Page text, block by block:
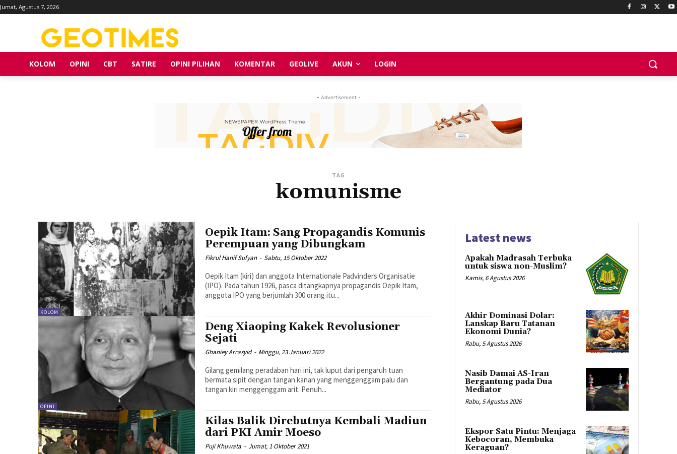
Jumat, Agustus 7, 2026
KOLOM OPINI CBT SATIRE OPINI PILIHAN KOMENTAR GEOLIVE AKUN LOGIN
- Advertisement -
TAG
komunisme
KOLOM
Oepik Itam: Sang Propagandis Komunis
Perempuan yang Dibungkam
Fikrul Hanif Sufyan - Sabtu, 15 Oktober 2022
Oepik Itam (kiri) dan anggota Internationale Padvinders Organisatie
(IPO). Pada tahun 1926, pasca ditangkapnya propagandis Oepik Itam,
anggota IPO yang berjumlah 300 orang itu...
OPINI
Deng Xiaoping Kakek Revolusioner
Sejati
Ghaniey Arrasyid - Minggu, 23 Januari 2022
Gilang gemilang peradaban hari ini, tak luput dari pengaruh tuan
bermata sipit dengan tangan kanan yang menggenggam palu dan
tangan kiri menggenggam arit. Penuh...
Kilas Balik Direbutnya Kembali Madiun
dari PKI Amir Moeso
Puji Khuwata - Jumat, 1 Oktober 2021
Latest news
Apakah Madrasah Terbuka
untuk siswa non-Muslim?
Kamis, 6 Agustus 2026
Akhir Dominasi Dolar:
Lanskap Baru Tatanan
Ekonomi Dunia?
Rabu, 5 Agustus 2026
Nasib Damai AS-Iran
Bergantung pada Dua
Mediator
Rabu, 5 Agustus 2026
Ekspor Satu Pintu: Menjaga
Kebocoran, Membuka
Keraguan?